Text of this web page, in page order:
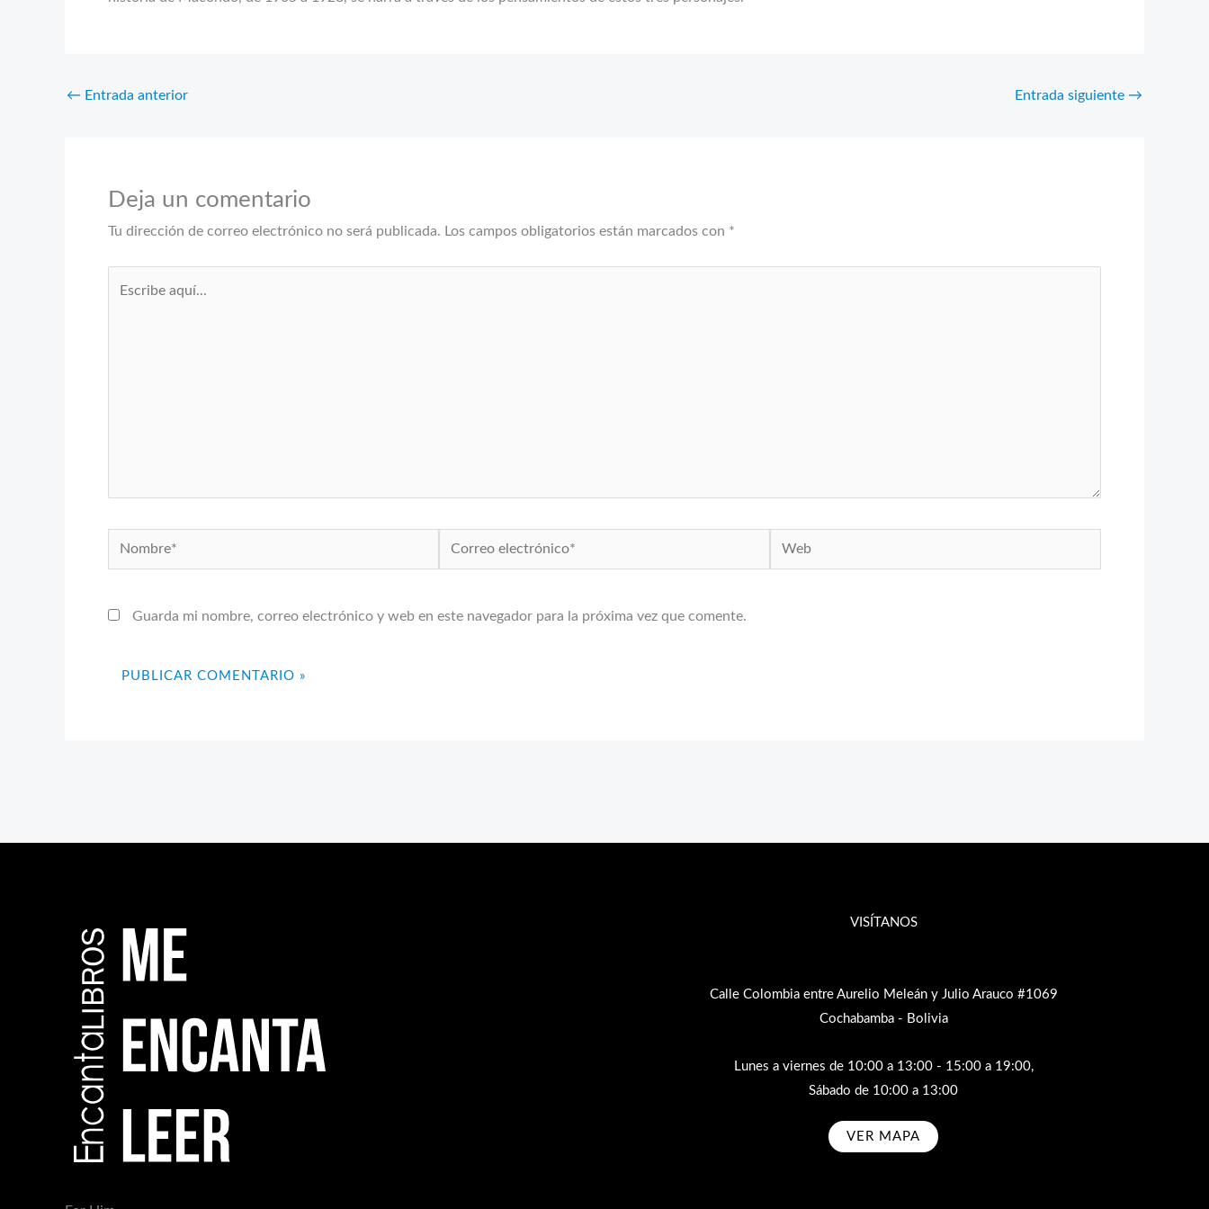
← Entrada anterior Entrada siguiente →
Deja un comentario
Tu dirección de correo electrónico no será publicada. Los campos obligatorios están marcados con *
Nombre*
Correo
electrónico*
Web
Guarda mi nombre, correo electrónico y web en este navegador para la próxima vez que comente.
VISÍTANOS
Calle Colombia entre Aurelio Meleán y Julio Arauco #1069
Cochabamba - Bolivia
Lunes a viernes de 10:00 a 13:00 - 15:00 a 19:00,
Sábado de 10:00 a 13:00
VER MAPA